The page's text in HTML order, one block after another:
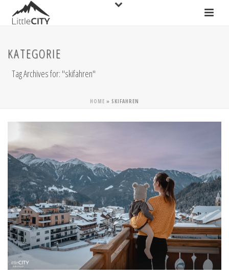
KATEGORIE
Tag Archives for: "skifahren"
HOME » SKIFAHREN